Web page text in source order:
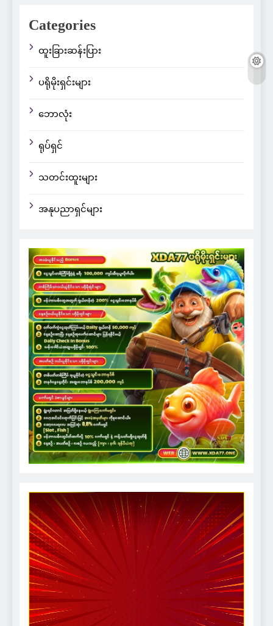
Categories
ထူးခြားဆန်းပြား
ပရိုမိုးရှင်းများ
ဘောလုံး
ရုပ်ရှင်
သတင်းထူးများ
အနုပညာရှင်များ